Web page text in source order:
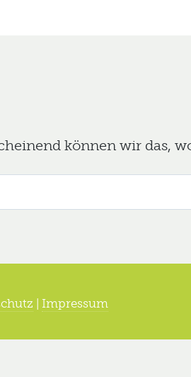
können wir das,
| Impressum